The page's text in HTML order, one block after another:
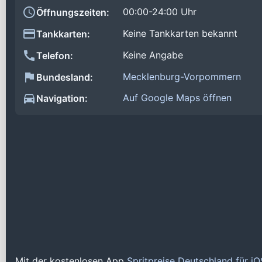
Öffnungszeiten:
00:00-24:00 Uhr
Tankkarten:
Keine Tankkarten bekannt
Telefon:
Keine Angabe
Bundesland:
Mecklenburg-Vorpommern
Navigation:
Auf Google Maps öffnen